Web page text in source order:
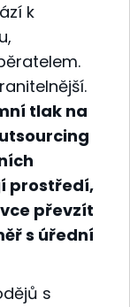
k
tlak na
prostředí,
převzít
s úřední
s